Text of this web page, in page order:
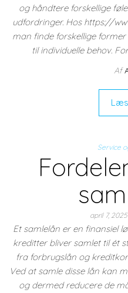
og håndtere forskellige
udfordringer. Hos https://
man finde forskellige
til individuelle behov.
Af
Service
april 7, 2025
Et samlelån er en finansiel
kreditter bliver samlet til ét
fra forbrugslån og
Ved at samle disse lån kan
og dermed reducere de